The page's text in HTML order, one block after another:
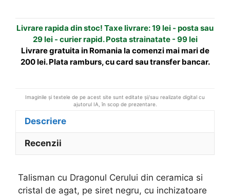
ceramica
t
iLivrare rapida din stoc! Taxe livrare: 19 lei - posta sau
29 lei - curier rapid. Posta strainatate - 99 lei
Livrare gratuita in Romania la comenzi mai mari de
200 lei. Plata ramburs, cu card sau transfer bancar.
Imaginile și textele de pe acest site sunt editate și/sau realizate digital cu
ajutorul IA, în scop de prezentare.
Descriere
Recenzii
Talisman cu Dragonul Cerului din ceramica si
cristal de agat, pe siret negru, cu inchizatoare